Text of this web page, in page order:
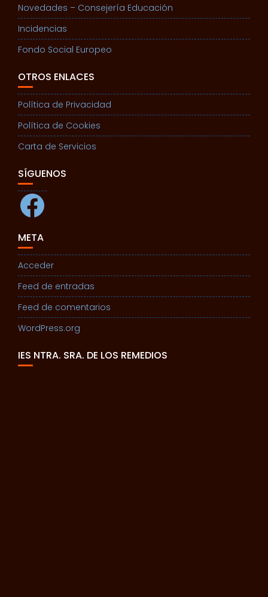
Novedades – Consejería Educación
Incidencias
Fondo Social Europeo
OTROS ENLACES
Política de Privacidad
Política de Cookies
Carta de Servicios
SÍGUENOS
Facebook
META
Acceder
Feed de entradas
Feed de comentarios
WordPress.org
IES NTRA. SRA. DE LOS REMEDIOS